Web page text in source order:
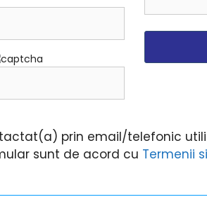
prin email/telefonic
sunt de acord cu Termenii